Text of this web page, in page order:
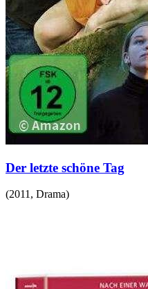
Der letzte schöne Tag
(2011 , Drama)